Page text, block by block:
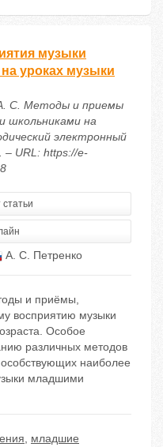
музыки
уроках музыки
С. Методы и приемы
школьниками на
электронный
URL: https://e-
А. С. Петренко
и приёмы,
восприятию музыки
Особое
различных методов
наиболее
младшими
, младшие